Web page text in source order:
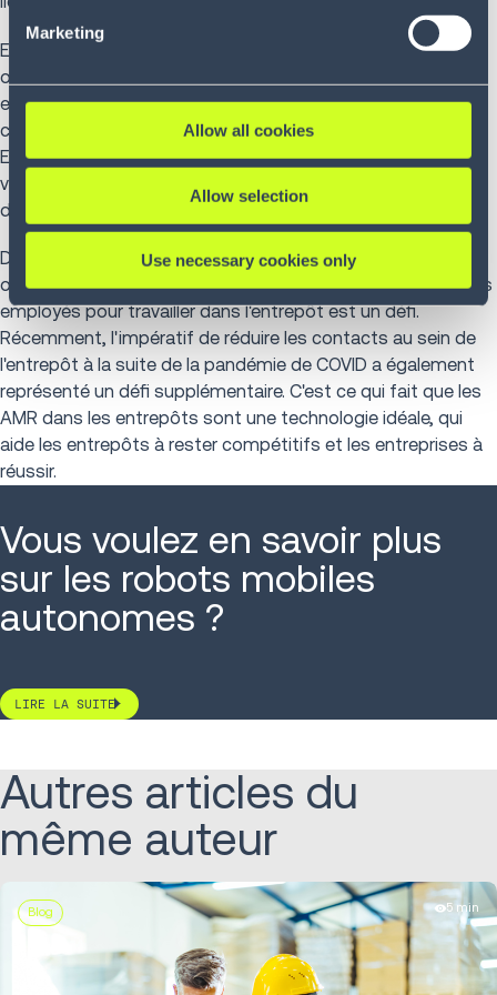
Marketing
Allow all cookies
Allow selection
Use necessary cookies only
En outre, ils sont
sans perturber les
opérations et apprennent rapidement à connaître leur
environnement tout en adaptant leurs mouvements en
conséquence.
Enfin, vous pouvez soutenir vos faibles effectifs, ce qui
vous permet de faire face plus efficacement aux pénuries
de main-d'œuvre et aux pics saisonniers.
Dans un monde où flexibilité et rapidité sont essentielles et
où les ventes en ligne sont en pleine croissance, trouver des
employés pour travailler dans l'entrepôt est un défi.
Récemment, l'impératif de réduire les contacts au sein de
l'entrepôt à la suite de la pandémie de COVID a également
représenté un défi supplémentaire. C'est ce qui fait que les
AMR dans les entrepôts sont une technologie idéale, qui
aide les entrepôts à rester compétitifs et les entreprises à
réussir.
Vous voulez en savoir plus
sur les robots mobiles
autonomes ?
LIRE LA SUITE
Autres articles du
même auteur
Blog 5 min